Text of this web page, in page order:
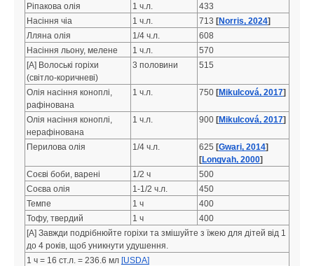
Ріпакова олія
1 ч.л.
433
Насіння чіа
1 ч.л. 713 [Norris, 2024]
Лляна олія
1/4 ч.л.
608
Насіння льону, мелене
1 ч.л.
570
[A] Волоські горіхи
(світло-коричневі)
3 половини 515
Олія насіння коноплі,
рафінована
1 ч.л. 750 [Mikulcová, 2017]
Олія насіння коноплі,
нерафінована
1 ч.л. 900 [Mikulcová, 2017]
Перилова олія 1/4 ч.л. 625 [Gwari, 2014]
[Longvah, 2000]
Соєві боби, варені
1/2 ч
500
Соєва олія
1-1/2 ч.л.
450
Темпе
1 ч
400
Тофу, твердий
1 ч
400
[A] Завжди подрібнюйте горіхи та змішуйте з їжею для дітей від 1
до 4 років, щоб уникнути удушення.
1 ч = 16 ст.л. = 236.6 мл [USDA]